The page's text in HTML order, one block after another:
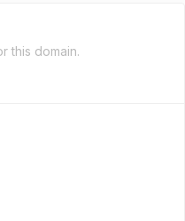
this domain.